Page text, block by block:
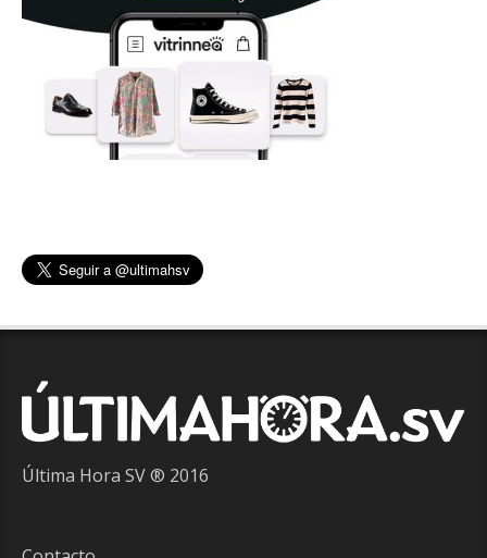
Última Hora SV ® 2016